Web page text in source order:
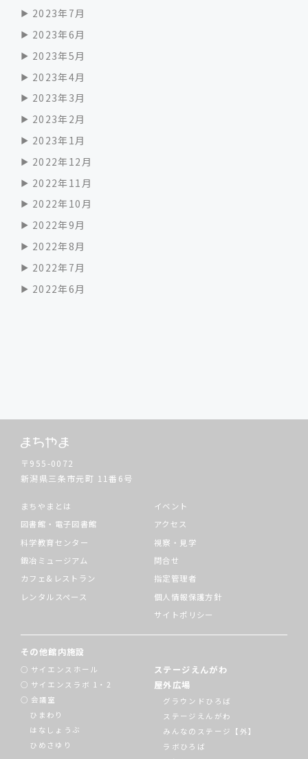
2023年7月
2023年6月
2023年5月
2023年4月
2023年3月
2023年2月
2023年1月
2022年12月
2022年11月
2022年10月
2022年9月
2022年8月
2022年7月
2022年6月
〒955-0072
新潟県三条市元町 11番6号
まちやまとは
図書館・電子図書館
科学教育センター
鍛冶ミュージアム
カフェ&レストラン
レンタルスペース
イベント
アクセス
視察・見学
問合せ
指定管理者
個人情報保護方針
サイトポリシー
その他館内施設
サイエンスホール
サイエンスラボ 1・2
会議室
ひまわり
はなしょうぶ
ひめさゆり
ステージえんがわ
屋外広場
グラウンドひろば
ステージえんがわ
みんなのステージ【外】
ラボひろば